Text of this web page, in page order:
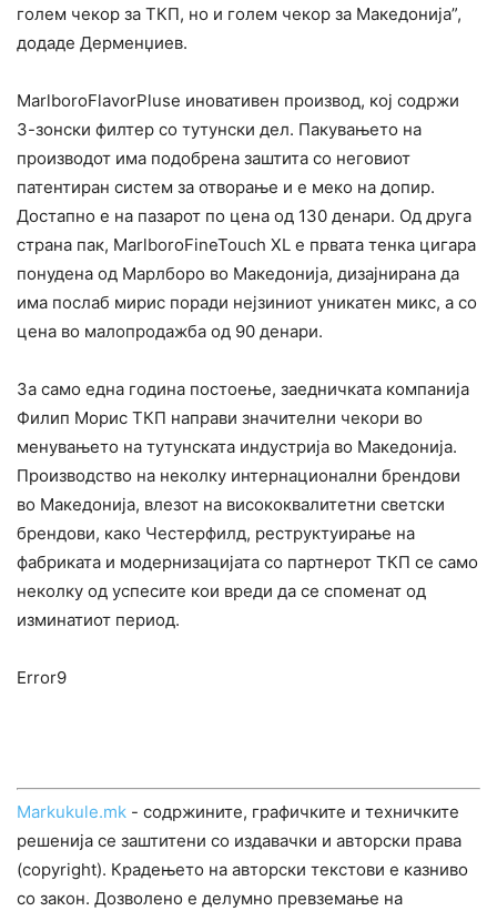
голем чекор за ТКП, но и голем чекор за Македонија”,
додаде Дерменџиев.
MarlboroFlavorPlusе иновативен производ, кој содржи
3-зонски филтер со тутунски дел. Пакувањето на
производот има подобрена заштита со неговиот
патентиран систем за отворање и е меко на допир.
Достапно е на пазарот по цена од 130 денари. Од друга
страна пак, MarlboroFineTouch XL е првата тенка цигара
понудена од Марлборо во Македонија, дизајнирана да
има послаб мирис поради нејзиниот уникатен микс, а со
цена во малопродажба од 90 денари.
За само една година постоење, заедничката компанија
Филип Морис ТКП направи значителни чекори во
менувањето на тутунската индустрија во Македонија.
Производство на неколку интернационални брендови
во Македонија, влезот на висококвалитетни светски
брендови, како Честерфилд, реструктуирање на
фабриката и модернизацијата со партнерот ТКП се само
неколку од успесите кои вреди да се споменат од
изминатиот период.
Error9
Markukule.mk - содржините, графичките и техничките
решенија се заштитени со издавачки и авторски права
(copyright). Крадењето на авторски текстови е казниво
со закон. Дозволено е делумно превземање на